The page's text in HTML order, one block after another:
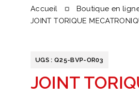
Accueil
Boutique en
JOINT TORIQUE
UGS : Q25-BVP-OR03
JOINT